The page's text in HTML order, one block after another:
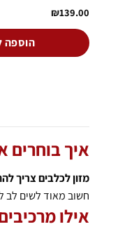
₪139.00
הוספה
איך בוחרים
מזון לכלבים צריך
חשוב מאוד לשים לב
אילו